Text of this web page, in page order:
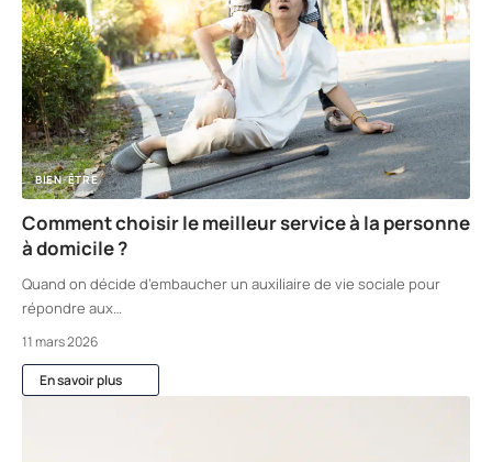
BIEN-ÊTRE
Comment choisir le meilleur service à la personne
à domicile ?
Quand on décide d’embaucher un auxiliaire de vie sociale pour
répondre aux…
11 mars 2026
En savoir plus